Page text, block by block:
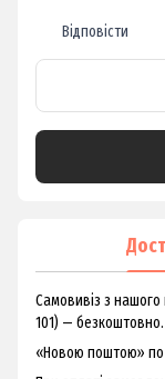
Відповісти
Самовивіз з нашого
101) — безкоштовно.
«Новою поштою» по